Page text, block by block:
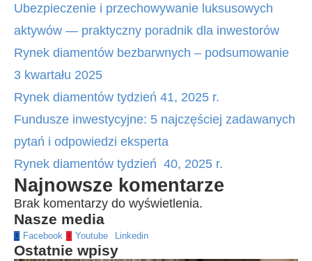
Ubezpieczenie i przechowywanie luksusowych
aktywów — praktyczny poradnik dla inwestorów
Rynek diamentów bezbarwnych – podsumowanie
3 kwartału 2025
Rynek diamentów tydzień 41, 2025 r.
Fundusze inwestycyjne: 5 najczęściej zadawanych
pytań i odpowiedzi eksperta
Rynek diamentów tydzień 40, 2025 r.
Najnowsze komentarze
Brak komentarzy do wyświetlenia.
Nasze media
Facebook Youtube Linkedin
Ostatnie wpisy